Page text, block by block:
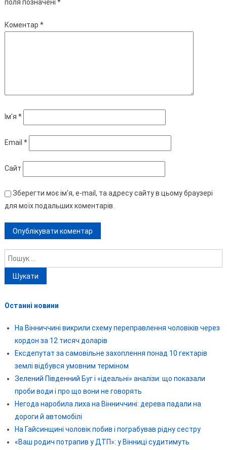
поля позначені *
Коментар *
Ім'я *
Email *
Сайт
Зберегти моє ім'я, e-mail, та адресу сайту в цьому браузері
для моїх подальших коментарів.
Пошук:
Останні новини
На Вінниччині викрили схему переправлення чоловіків через
кордон за 12 тисяч доларів
Ексдепутат за самовільне захоплення понад 10 гектарів
землі відбувся умовним терміном
Зелений Південний Буг і «ідеальні» аналізи: що показали
проби води і про що вони не говорять
Негода наробила лиха на Вінниччині: дерева падали на
дороги й автомобілі
На Гайсинщині чоловік побив і пограбував рідну сестру
«Ваш родич потрапив у ДТП»: у Вінниці судитимуть